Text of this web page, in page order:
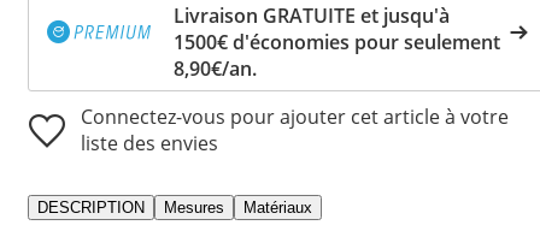
Livraison GRATUITE et jusqu'à
1500€ d'économies pour seulement
8,90€/an.
Connectez-vous pour ajouter cet article à votre
liste des envies
DESCRIPTION Mesures Matériaux